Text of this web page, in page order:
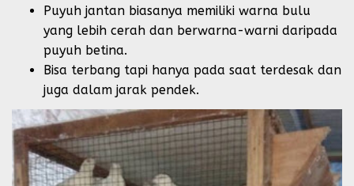
Puyuh jantan biasanya memiliki warna bulu
yang lebih cerah dan berwarna-warni daripada
puyuh betina.
Bisa terbang tapi hanya pada saat terdesak dan
juga dalam jarak pendek.